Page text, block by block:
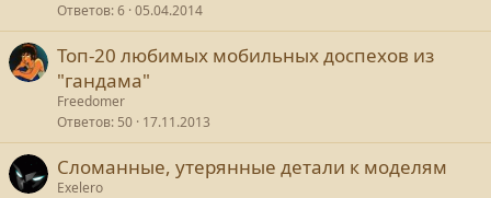
Ответов 6 05.04.2014
Топ-20 любимых мобильных доспехов из
"гандама"
Freedomer
Ответов 50 17.11.2013
Сломанные, утерянные детали к моделям
Exelero